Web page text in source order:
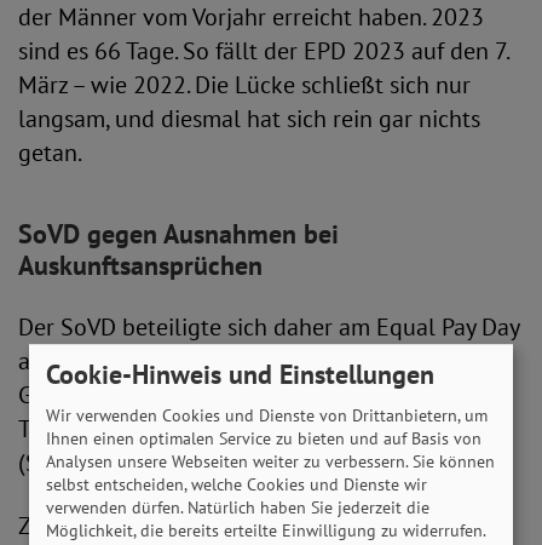
der Männer vom Vorjahr erreicht haben. 2023
sind es 66 Tage. So fällt der EPD 2023 auf den 7.
März – wie 2022. Die Lücke schließt sich nur
langsam, und diesmal hat sich rein gar nichts
getan.
SoVD gegen Ausnahmen bei
Auskunftsansprüchen
Der SoVD beteiligte sich daher am Equal Pay Day
an der Aktion des Deutschen
Gewerkschaftsbundes (DGB) am Brandenburger
Tor in Berlin. Auch Arbeitsminister Hubertus Heil
(SPD) war vor Ort.
Zum Aktionstag für Geschlechtergerechtigkeit
Cookie-Hinweis und Einstellungen
Wir verwenden Cookies und Dienste von Drittanbietern, um
Ihnen einen optimalen Service zu bieten und auf Basis von
Analysen unsere Webseiten weiter zu verbessern. Sie können
selbst entscheiden, welche Cookies und Dienste wir
verwenden dürfen. Natürlich haben Sie jederzeit die
Möglichkeit, die bereits erteilte Einwilligung zu widerrufen.